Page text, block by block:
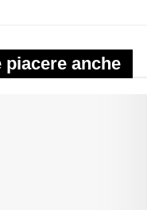
piacere anche